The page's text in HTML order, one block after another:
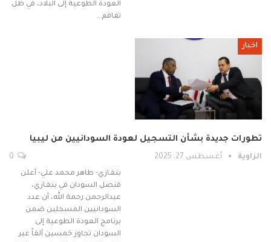
العودة الطوعية إلى البلاد، في ظل
تفاقم…
اخبار
تطورات جديدة بشأن التسجيل لعودة السودانيين من ليبيا
الزاوية أغسطس 27, 2025
بنغازي- طاهر محمد علي- أعلن
قنصل السودان في بنغازي،
عبدالرحمن رحمة الله، أن عدد
السودانيين المسجلين ضمن
برنامج العودة الطوعية إلى
السودان تجاوز خمسين ألفاً عبر